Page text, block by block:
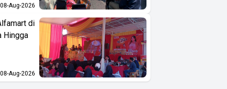
08-Aug-2026
di
Hingga
08-Aug-2026